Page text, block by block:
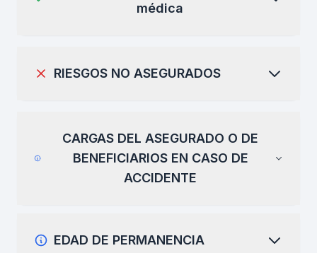
médica
RIESGOS NO ASEGURADOS
CARGAS DEL ASEGURADO O DE
BENEFICIARIOS EN CASO DE
ACCIDENTE
EDAD DE PERMANENCIA